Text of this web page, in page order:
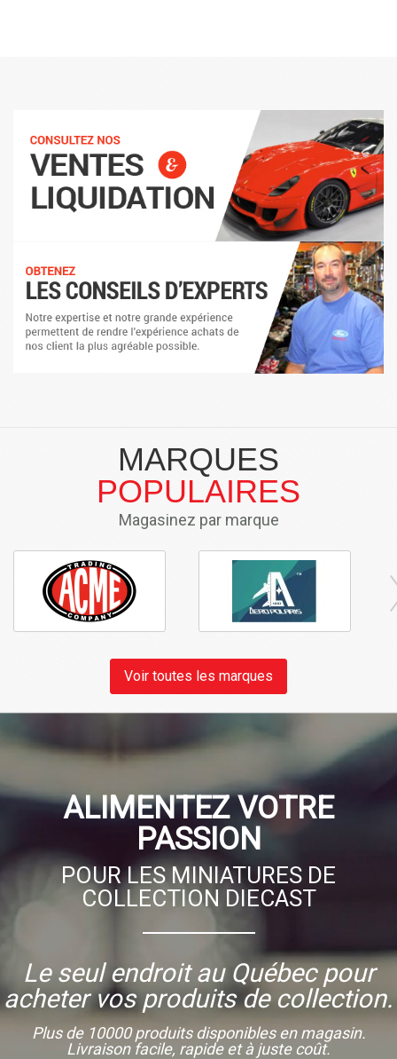
MARQUES
POPULAIRES
Magasinez par marque
Voir toutes les marques
ALIMENTEZ VOTRE
PASSION
POUR LES MINIATURES DE
COLLECTION DIECAST
Le seul endroit au Québec pour
acheter vos produits de collection.
Plus de 10000 produits disponibles en magasin.
Livraison facile, rapide et à juste coût.